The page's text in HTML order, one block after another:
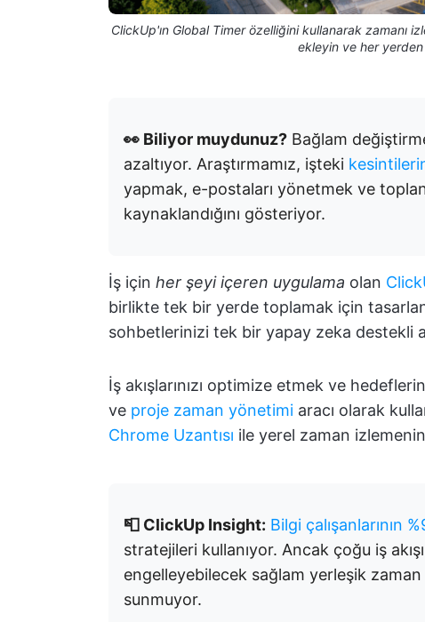
ClickUp'ın Global Timer özelliğini kullanarak zamanı
ekleyin ve her yerden
👀 Biliyor muydunuz? Bağlam
azaltıyor. Araştırmamız, işteki
yapmak, e-postaları yönetmek ve
kaynaklandığını gösteriyor.
İş için her şeyi içeren uygulama olan
birlikte tek bir yerde toplamak için
sohbetlerinizi tek bir yapay zeka destekli
İş akışlarınızı optimize etmek ve
ve proje zaman yönetimi aracı olarak
Chrome Uzantısı ile yerel zaman
📮 ClickUp Insight: Bilgi çalışanlarının
stratejileri kullanıyor. Ancak çoğu iş
engelleyebilecek sağlam yerleşik
sunmuyor.